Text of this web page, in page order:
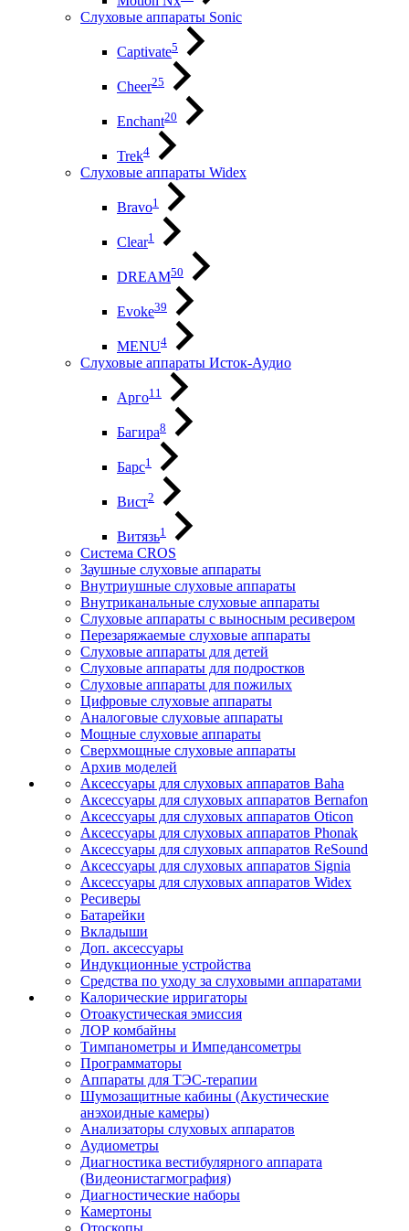
Слуховые аппараты Sonic
Captivate5
Cheer25
Enchant20
Trek4
Слуховые аппараты Widex
Bravo1
Clear1
DREAM50
Evoke39
MENU4
Слуховые аппараты Исток-Аудио
Арго11
Багира8
Барс1
Вист2
Витязь1
Система CROS
Заушные слуховые аппараты
Внутриушные слуховые аппараты
Внутриканальные слуховые аппараты
Слуховые аппараты с выносным ресивером
Перезаряжаемые слуховые аппараты
Слуховые аппараты для детей
Слуховые аппараты для подростков
Слуховые аппараты для пожилых
Цифровые слуховые аппараты
Аналоговые слуховые аппараты
Мощные слуховые аппараты
Сверхмощные слуховые аппараты
Архив моделей
Аксессуары для слуховых аппаратов Baha
Аксессуары для слуховых аппаратов Bernafon
Аксессуары для слуховых аппаратов Oticon
Аксессуары для слуховых аппаратов Phonak
Аксессуары для слуховых аппаратов ReSound
Аксессуары для слуховых аппаратов Signia
Аксессуары для слуховых аппаратов Widex
Ресиверы
Батарейки
Вкладыши
Доп. аксессуары
Индукционные устройства
Средства по уходу за слуховыми аппаратами
Калорические ирригаторы
Отоакустическая эмиссия
ЛОР комбайны
Тимпанометры и Импедансометры
Программаторы
Аппараты для ТЭС-терапии
Шумозащитные кабины (Акустические
анэхоидные камеры)
Анализаторы слуховых аппаратов
Аудиометры
Диагностика вестибулярного аппарата
(Видеонистагмография)
Диагностические наборы
Камертоны